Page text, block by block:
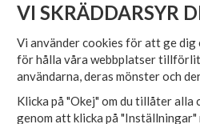
VI SKRÄDDARSYR
Vi använder cookies för att ge dig
för hålla våra webbplatser
användarna, deras mönster och
Klicka på "Okej" om du tillåter
genom att klicka på "Inställningar"